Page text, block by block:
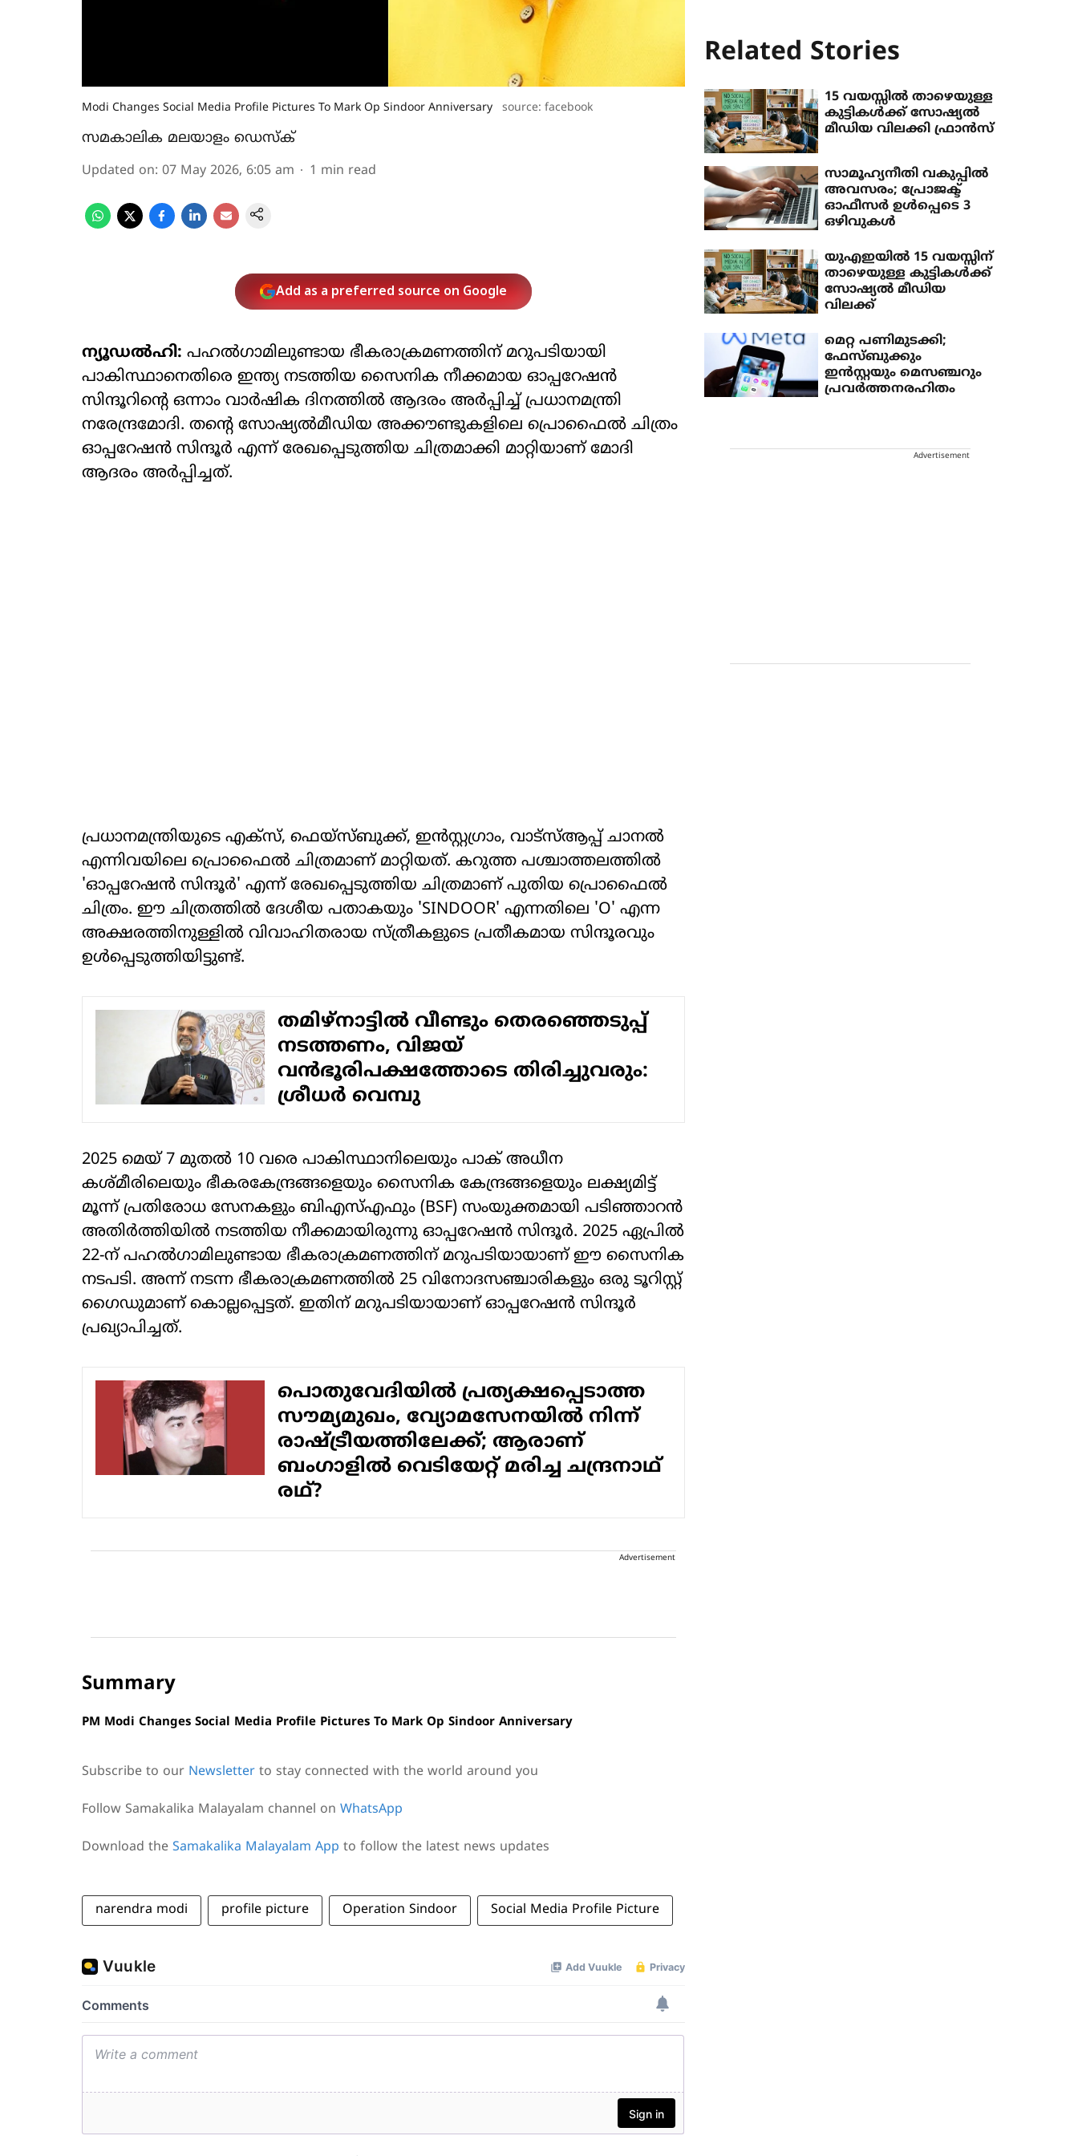
Modi Changes Social Media Profile Pictures To Mark Op Sindoor Anniversary source: facebook
സമകാലിക മലയാളം ഡെസ്ക്
Updated on: 07 May 2026, 6:05 am 1 min read
Add as a preferred source on Google
ന്യൂഡല്‍ഹി: പഹല്‍ഗാമിലുണ്ടായ ഭീകരാക്രമണത്തിന് മറുപടിയായി
പാകിസ്ഥാനെതിരെ ഇന്ത്യ നടത്തിയ സൈനിക നീക്കമായ ഓപ്പറേഷന്‍
സിന്ദൂറിന്റെ ഒന്നാം വാര്‍ഷിക ദിനത്തില്‍ ആദരം അര്‍പ്പിച്ച് പ്രധാനമന്ത്രി
നരേന്ദ്രമോദി. തന്റെ സോഷ്യല്‍മീഡിയ അക്കൗണ്ടുകളിലെ പ്രൊഫൈല്‍ ചിത്രം
ഓപ്പറേഷന്‍ സിന്ദൂര്‍ എന്ന് രേഖപ്പെടുത്തിയ ചിത്രമാക്കി മാറ്റിയാണ് മോദി
ആദരം അര്‍പ്പിച്ചത്.
പ്രധാനമന്ത്രിയുടെ എക്‌സ്, ഫെയ്‌സ്ബുക്ക്, ഇന്‍സ്റ്റഗ്രാം, വാട്‌സ്ആപ്പ് ചാനല്‍
എന്നിവയിലെ പ്രൊഫൈല്‍ ചിത്രമാണ് മാറ്റിയത്. കറുത്ത പശ്ചാത്തലത്തില്‍
'ഓപ്പറേഷന്‍ സിന്ദൂര്‍' എന്ന് രേഖപ്പെടുത്തിയ ചിത്രമാണ് പുതിയ പ്രൊഫൈല്‍
ചിത്രം. ഈ ചിത്രത്തില്‍ ദേശീയ പതാകയും 'SINDOOR' എന്നതിലെ 'O' എന്ന
അക്ഷരത്തിനുള്ളില്‍ വിവാഹിതരായ സ്ത്രീകളുടെ പ്രതീകമായ സിന്ദൂരവും
ഉള്‍പ്പെടുത്തിയിട്ടുണ്ട്.
തമിഴ്‌നാട്ടില്‍ വീണ്ടും തെരഞ്ഞെടുപ്പ്
നടത്തണം, വിജയ്
വന്‍ഭൂരിപക്ഷത്തോടെ തിരിച്ചുവരും:
ശ്രീധര്‍ വെമ്പു
2025 മെയ് 7 മുതല്‍ 10 വരെ പാകിസ്ഥാനിലെയും പാക് അധീന
കശ്മീരിലെയും ഭീകരകേന്ദ്രങ്ങളെയും സൈനിക കേന്ദ്രങ്ങളെയും ലക്ഷ്യമിട്ട്
മൂന്ന് പ്രതിരോധ സേനകളും ബിഎസ്എഫും (BSF) സംയുക്തമായി പടിഞ്ഞാറന്‍
അതിര്‍ത്തിയില്‍ നടത്തിയ നീക്കമായിരുന്നു ഓപ്പറേഷന്‍ സിന്ദൂര്‍. 2025 ഏപ്രില്‍
22-ന് പഹല്‍ഗാമിലുണ്ടായ ഭീകരാക്രമണത്തിന് മറുപടിയായാണ് ഈ സൈനിക
നടപടി. അന്ന് നടന്ന ഭീകരാക്രമണത്തില്‍ 25 വിനോദസഞ്ചാരികളും ഒരു ടൂറിസ്റ്റ്
ഗൈഡുമാണ് കൊല്ലപ്പെട്ടത്. ഇതിന് മറുപടിയായാണ് ഓപ്പറേഷന്‍ സിന്ദൂര്‍
പ്രഖ്യാപിച്ചത്.
പൊതുവേദിയില്‍ പ്രത്യക്ഷപ്പെടാത്ത
സൗമ്യമുഖം, വ്യോമസേനയില്‍ നിന്ന്
രാഷ്ട്രീയത്തിലേക്ക്; ആരാണ്
ബംഗാളില്‍ വെടിയേറ്റ് മരിച്ച ചന്ദ്രനാഥ്
രഥ്?
Advertisement
Summary
PM Modi Changes Social Media Profile Pictures To Mark Op Sindoor Anniversary
Subscribe to our Newsletter to stay connected with the world around you
Follow Samakalika Malayalam channel on WhatsApp
Download the Samakalika Malayalam App to follow the latest news updates
narendra modi profile picture Operation Sindoor Social Media Profile Picture
Related Stories
15 വയസ്സിൽ താഴെയുള്ള
കുട്ടികൾക്ക് സോഷ്യൽ
മീഡിയ വിലക്കി ഫ്രാൻസ്
സാമൂഹ്യനീതി വകുപ്പിൽ
അവസരം; പ്രോജക്ട്
ഓഫീസർ ഉൾപ്പെടെ 3
ഒഴിവുകൾ
യുഎഇയില്‍ 15 വയസ്സിന്
താഴെയുള്ള കുട്ടികള്‍ക്ക്
സോഷ്യല്‍ മീഡിയ
വിലക്ക്
മെറ്റ പണിമുടക്കി;
ഫേസ്ബുക്കും
ഇന്‍സ്റ്റയും മെസഞ്ചറും
പ്രവര്‍ത്തനരഹിതം
Advertisement